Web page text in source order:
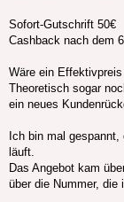
Sofort-Gutschrift 50€
Cashback nach dem
Wäre ein
Theoretisch sogar
ein neues
Ich bin mal gespannt,
läuft.
Das Angebot kam
über die Nummer, die